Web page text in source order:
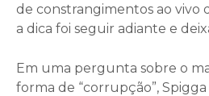
de constrangimentos ao vivo
a dica foi seguir adiante e
Em uma pergunta sobre o
forma de “corrupção”,